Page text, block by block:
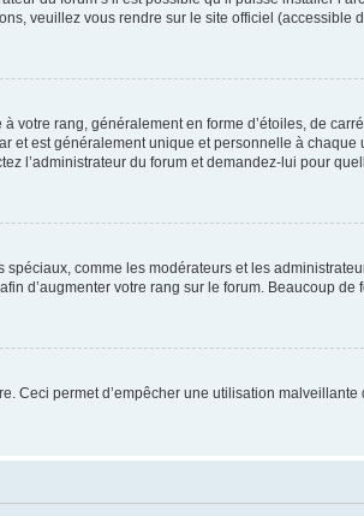
veuillez vous rendre sur le site officiel (accessible
votre rang, généralement en forme d’étoiles, de
et est généralement unique et personnelle à chaque
l’administrateur du forum et demandez-lui pour
comme les modérateurs et les
d’augmenter votre rang sur le forum. Beaucoup de
Ceci permet d’empêcher une utilisation malveillante